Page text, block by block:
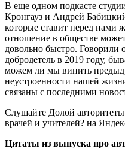
В еще одном подкасте
Кронгауз и Андрей
которые ставит перед нами
отношение в обществе
довольно быстро. Говорили
добродетель в 2019 году,
можем ли мы винить
неустроенности нашей
связаны с последними
Слушайте Долой
врачей и учителей? на
Цитаты из выпуска про